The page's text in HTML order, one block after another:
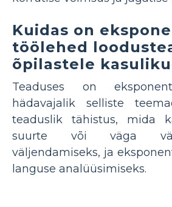
Kuidas on
töölehed
õpilastele
Teaduses on
hädavajalik selliste
teaduslik tähistus, mida
suurte või väga
väljendamiseks, ja
languse analüüsimiseks.